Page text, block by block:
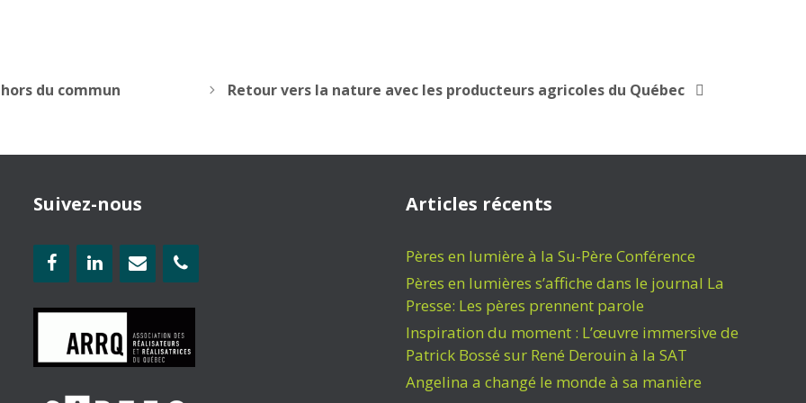
du commun Retour vers la nature avec les producteurs agricoles du Québec
Suivez-nous Articles récents
Pères en lumière à la Su-Père Conférence
Pères en lumières s’affiche dans le journal La
Presse: Les pères prennent parole
Inspiration du moment : L’œuvre immersive de
Patrick Bossé sur René Derouin à la SAT
Angelina a changé le monde à sa manière